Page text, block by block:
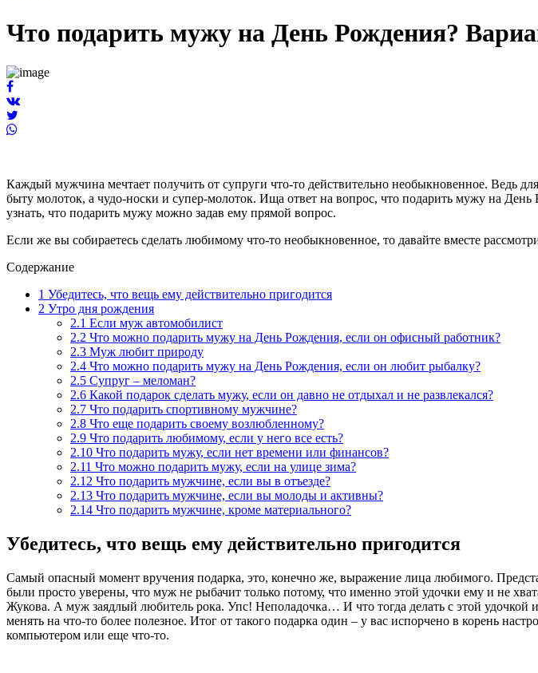
Что подарить мужу на День Рождения?
Каждый мужчина мечтает получить от супруги что-то действительно необыкновенное. Ведь
быту молоток, а чудо-носки и супер-молоток. Ища ответ на вопрос, что подарить мужу на
узнать, что подарить мужу можно задав ему прямой вопрос.
Если же вы собираетесь сделать любимому что-то необыкновенное, то давайте вместе
Содержание
1 Убедитесь, что вещь ему действительно пригодится
2 Утро дня рождения
2.1 Если муж автомобилист
2.2 Что можно подарить мужу на День Рождения, если он офисный работник?
2.3 Муж любит природу
2.4 Что можно подарить мужу на День Рождения, если он любит рыбалку?
2.5 Супруг – меломан?
2.6 Какой подарок сделать мужу, если он давно не отдыхал и не развлекался?
2.7 Что подарить спортивному мужчине?
2.8 Что еще подарить своему возлюбленному?
2.9 Что подарить любимому, если у него все есть?
2.10 Что подарить мужу, если нет времени или финансов?
2.11 Что можно подарить мужу, если на улице зима?
2.12 Что подарить мужчине, если вы в отъезде?
2.13 Что подарить мужчине, если вы молоды и активны?
2.14 Что подарить мужчине, кроме материального?
Убедитесь, что вещь ему действительно пригодится
Самый опасный момент вручения подарка, это, конечно же, выражение лица любимого.
были просто уверены, что муж не рыбачит только потому, что именно этой удочки ему и не
Жукова. А муж заядлый любитель рока. Упс! Неполадочка… И что тогда делать с этой удочкой
менять на что-то более полезное. Итог от такого подарка один – у вас испорчено в корень
компьютером или еще что-то.